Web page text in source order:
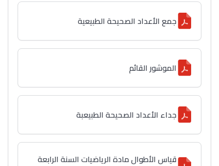
جمع الأعداد الصحيحة الطبيعية
الموشور القائم
جداء الأعداد الصحيحة الطبيعبة
قياس الأطوال مادة الرياضيات السنة الرابعة